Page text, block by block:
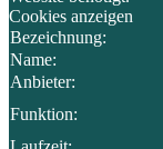
Cookies anzeigen
Bezeichnung:
Name:
Anbieter:
Funktion: